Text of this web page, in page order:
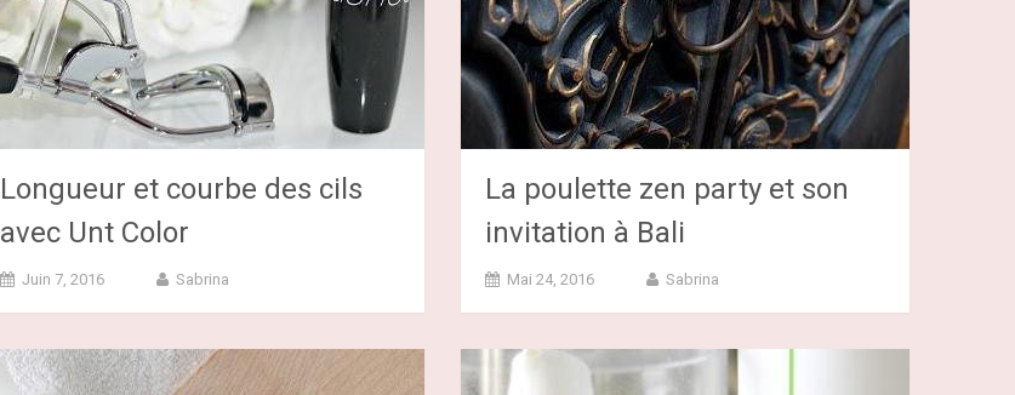
Longueur et courbe des cils
avec Unt Color
Juin 7, 2016 Sabrina
La poulette zen party et son
invitation à Bali
Mai 24, 2016 Sabrina